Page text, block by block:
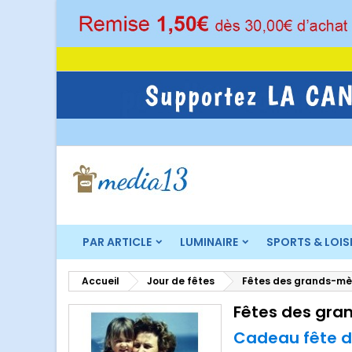
PAR ARTICLE LUMINAIRE SPORTS &
Accueil Jour de fêtes Fêtes des grands-
Fêtes des
Cadeau fête
add_circle_outline